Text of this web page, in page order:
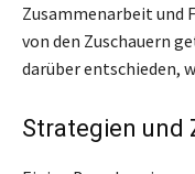
Zusammenarbeit und
von den Zuschauern
darüber entschieden,
Strategien und